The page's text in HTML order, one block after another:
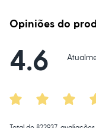
Plus size
Calças
Casacos e Jaquetas
Jeans
Shorts e Saias
Vestidos
Em alta
Opiniões do
4.6